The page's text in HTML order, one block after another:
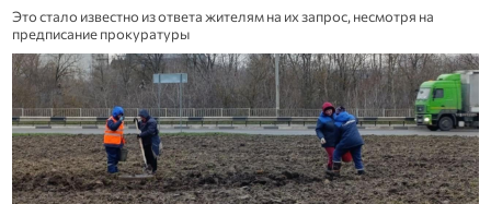
Это стало известно из ответа жителям на их запрос, несмотря на
предписание прокуратуры